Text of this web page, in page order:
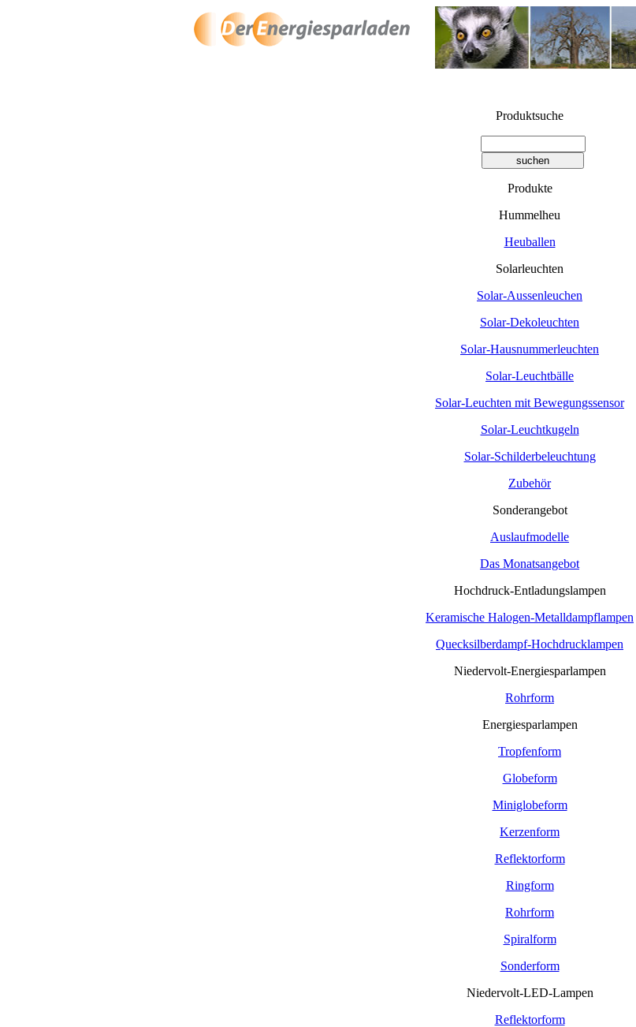
Produktsuche
Produkte
Hummelheu
Heuballen
Solarleuchten
Solar-Aussenleuchen
Solar-Dekoleuchten
Solar-Hausnummerleuchten
Solar-Leuchtbälle
Solar-Leuchten mit Bewegungssensor
Solar-Leuchtkugeln
Solar-Schilderbeleuchtung
Zubehör
Sonderangebot
Auslaufmodelle
Das Monatsangebot
Hochdruck-Entladungslampen
Keramische Halogen-Metalldampflampen
Quecksilberdampf-Hochdrucklampen
Niedervolt-Energiesparlampen
Rohrform
Energiesparlampen
Tropfenform
Globeform
Miniglobeform
Kerzenform
Reflektorform
Ringform
Rohrform
Spiralform
Sonderform
Niedervolt-LED-Lampen
Reflektorform